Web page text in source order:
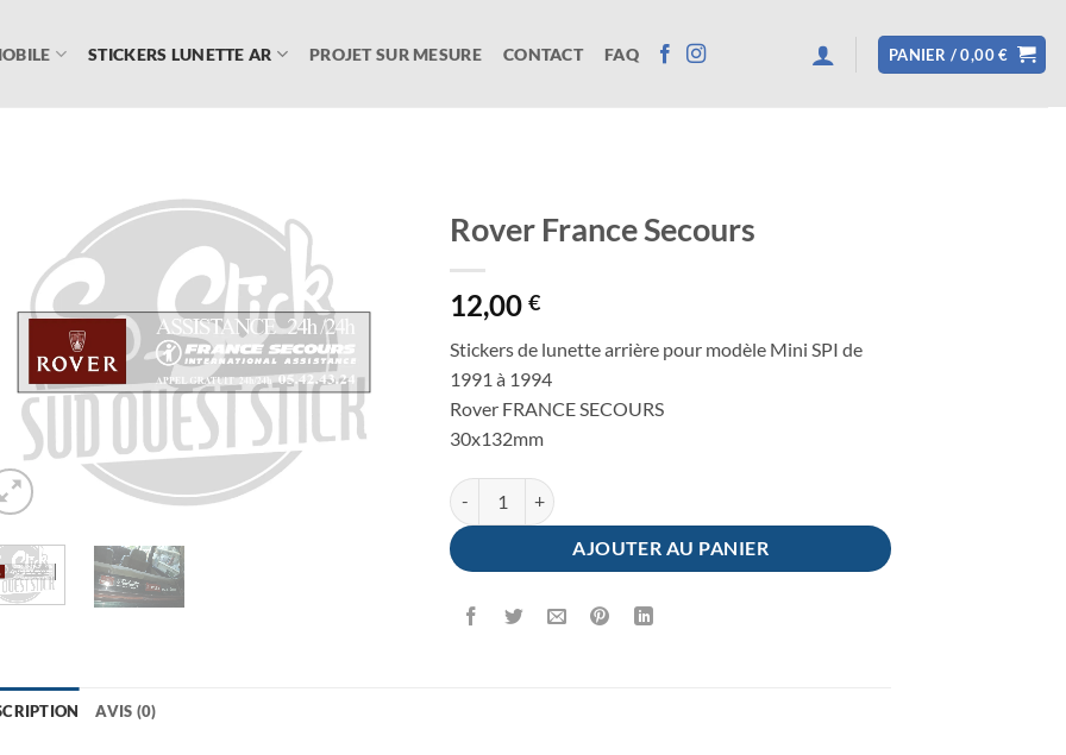
STICKERS LUNETTE AR PROJET SUR MESURE CONTACT FAQ PANIER /0,00€
liste
d’envies
Rover France Secours
12,00€
Stickers de lunette arrière pour modèle Mini SPI de
1991 à 1994
Rover FRANCE SECOURS
30x132mm
quantité de Rover France Secours
AJOUTER AU PANIER
AVIS (0)